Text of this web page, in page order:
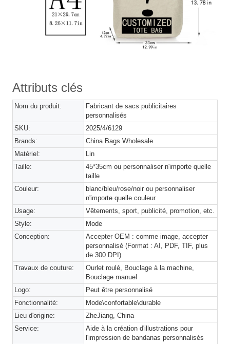
Attributs clés
Nom du produit:
Fabricant de sacs publicitaires
personnalisés
SKU:
2025/4/6129
Brands:
China Bags Wholesale
Matériel:
Lin
Taille:
45*35cm ou personnaliser n'importe quelle
taille
Couleur:
blanc/bleu/rose/noir ou personnaliser
n'importe quelle couleur
Usage:
Vêtements, sport, publicité, promotion, etc.
Style:
Mode
Conception:
Accepter OEM : comme image, accepter
personnalisé (Format : AI, PDF, TIF, plus
de 300 DPI)
Travaux de couture:
Ourlet roulé, Bouclage à la machine,
Bouclage manuel
Logo:
Peut être personnalisé
Fonctionnalité:
Mode\confortable\durable
Lieu d'origine:
ZheJiang, China
Service:
Aide à la création d'illustrations pour
l'impression de bandanas personnalisés